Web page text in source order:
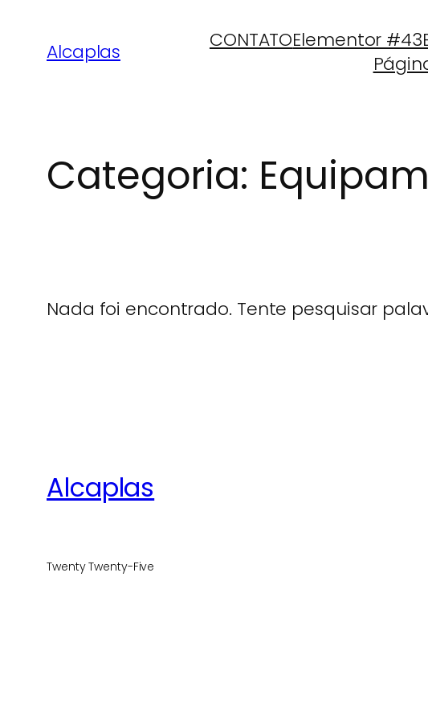
Alcaplas CONTATOElementor #43
Categoria:
Nada foi encontrado. Tente pesquisar
Alcaplas
Twenty Twenty-Five